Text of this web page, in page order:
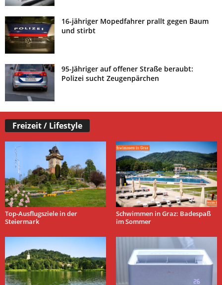
16-jähriger Mopedfahrer prallt gegen Baum
und stirbt
95-Jähriger auf offener Straße beraubt:
Polizei sucht Zeugenpärchen
Freizeit / Lifestyle
Top-Ausflugsziele in der
Steiermark
Schwimmen in Graz: Badespaß
im Sommer